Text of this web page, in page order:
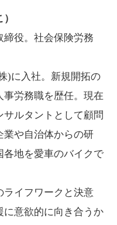
役。社会保険労務
)に入社。新規開拓の
労務職を歴任。現在
ルタントとして顧問
業や自治体からの研
地を愛車のバイクで
ライフワークと決意
に意欲的に向き合うか